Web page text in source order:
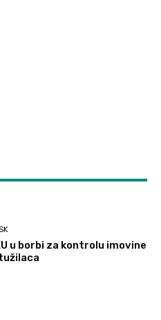
u borbi za kontrolu imovine